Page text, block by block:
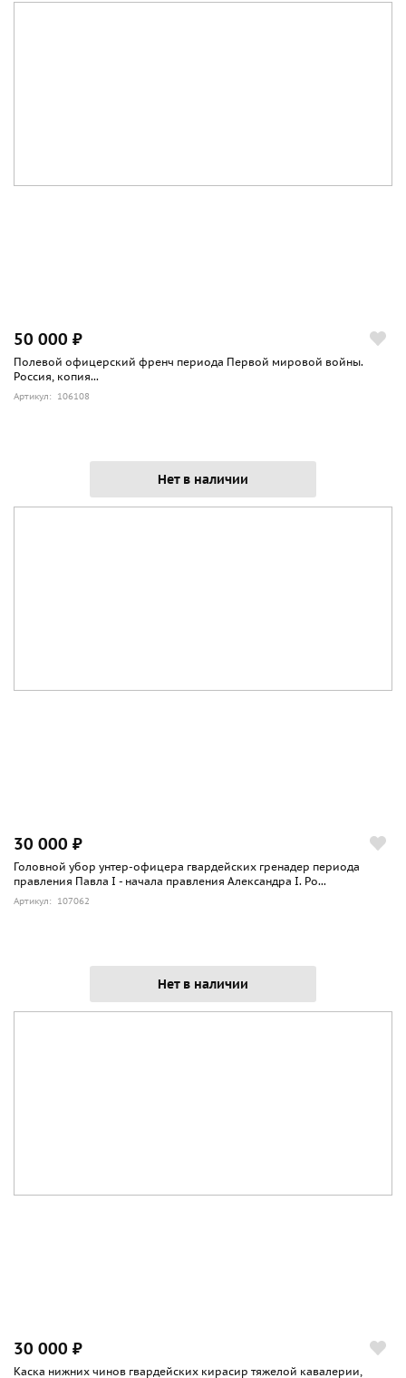
50 000 ₽
Полевой офицерский френч периода Первой мировой войны.
Россия, копия...
Артикул: 106108
Нет в наличии
30 000 ₽
Головной убор унтер-офицера гвардейских гренадер периода
правления Павла I - начала правления Александра I. Ро...
Артикул: 107062
Нет в наличии
30 000 ₽
Каска нижних чинов гвардейских кирасир тяжелой кавалерии,